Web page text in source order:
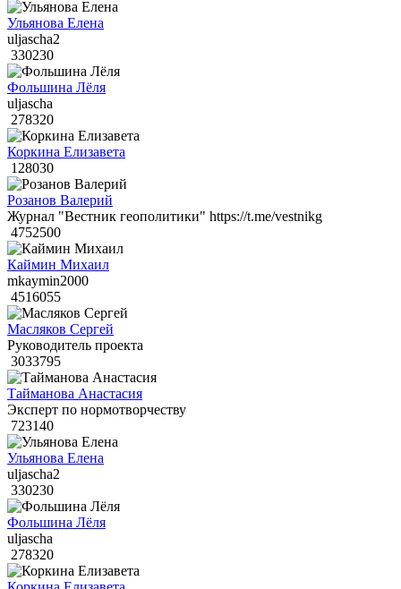
Ульянова Елена
uljascha2
330230
Фольшина Лёля
uljascha
278320
Коркина Елизавета
128030
Розанов Валерий
Журнал "Вестник геополитики" https://t.me/vestnikg
4752500
Каймин Михаил
mkaymin2000
4516055
Масляков Сергей
Руководитель проекта
3033795
Тайманова Анастасия
Эксперт по нормотворчеству
723140
Ульянова Елена
uljascha2
330230
Фольшина Лёля
uljascha
278320